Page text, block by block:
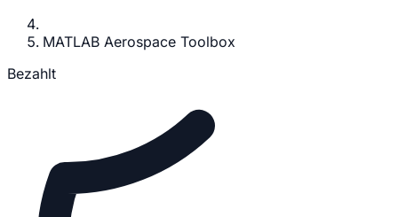
MATLAB Aerospace Toolbox
Bezahlt